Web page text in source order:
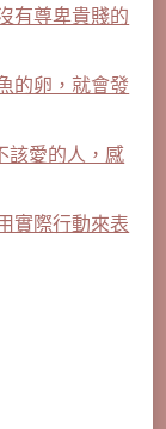
有尊卑貴賤的
的卵，就會發
該愛的人，感
實際行動來表